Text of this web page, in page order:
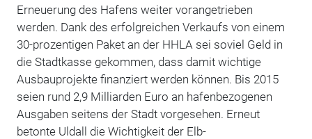
Erneuerung des Hafens weiter vorangetrieben
werden. Dank des erfolgreichen Verkaufs von einem
30-prozentigen Paket an der HHLA sei soviel Geld in
die Stadtkasse gekommen, dass damit wichtige
Ausbauprojekte finanziert werden können. Bis 2015
seien rund 2,9 Milliarden Euro an hafenbezogenen
Ausgaben seitens der Stadt vorgesehen. Erneut
betonte Uldall die Wichtigkeit der Elb-